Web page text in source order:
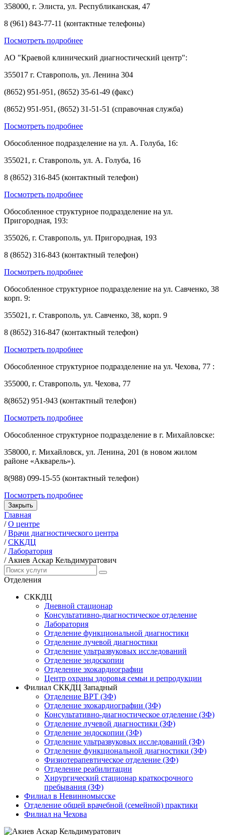
358000, г. Элиста, ул. Республиканская, 47
8 (961) 843-77-11 (контактные телефоны)
Посмотреть подробнее
АО "Краевой клинический диагностический центр":
355017 г. Ставрополь, ул. Ленина 304
(8652) 951-951, (8652) 35-61-49 (факс)
(8652) 951-951, (8652) 31-51-51 (справочная служба)
Посмотреть подробнее
Обособленное подразделение на ул. А. Голуба, 16:
355021, г. Ставрополь, ул. А. Голуба, 16
8 (8652) 316-845 (контактный телефон)
Посмотреть подробнее
Обособленное структурное подразделение на ул.
Пригородная, 193:
355026, г. Ставрополь, ул. Пригородная, 193
8 (8652) 316-843 (контактный телефон)
Посмотреть подробнее
Обособленное структурное подразделение на ул. Савченко, 38
корп. 9:
355021, г. Ставрополь, ул. Савченко, 38, корп. 9
8 (8652) 316-847 (контактный телефон)
Посмотреть подробнее
Обособленное структурное подразделение на ул. Чехова, 77 :
355000, г. Ставрополь, ул. Чехова, 77
8(8652) 951-943 (контактный телефон)
Посмотреть подробнее
Обособленное структурное подразделение в г. Михайловске:
358000, г. Михайловск, ул. Ленина, 201 (в новом жилом
районе «Акварель»).
8(988) 099-15-55 (контактный телефон)
Посмотреть подробнее
Закрыть
Главная
/ О центре
/ Врачи диагностического центра
/ СККДЦ
/ Лаборатория
/ Акиев Аскар Кельдимуратович
Отделения
СККДЦ
Дневной стационар
Консультативно-диагностическое отделение
Лаборатория
Отделение функциональной диагностики
Отделение лучевой диагностики
Отделение ультразвуковых исследований
Отделение эндоскопии
Отделение эхокардиографии
Центр охраны здоровья семьи и репродукции
Филиал СККДЦ Западный
Отделение ВРТ (ЗФ)
Отделение эхокардиографии (ЗФ)
Консультативно-диагностическое отделение (ЗФ)
Отделение лучевой диагностики (ЗФ)
Отделение эндоскопии (ЗФ)
Отделение ультразвуковых исследований (ЗФ)
Отделение функциональной диагностики (ЗФ)
Физиотерапевтическое отделение (ЗФ)
Отделение реабилитации
Хирургический стационар краткосрочного
пребывания (ЗФ)
Филиал в Невинномысске
Отделение общей врачебной (семейной) практики
Филиал на Чехова